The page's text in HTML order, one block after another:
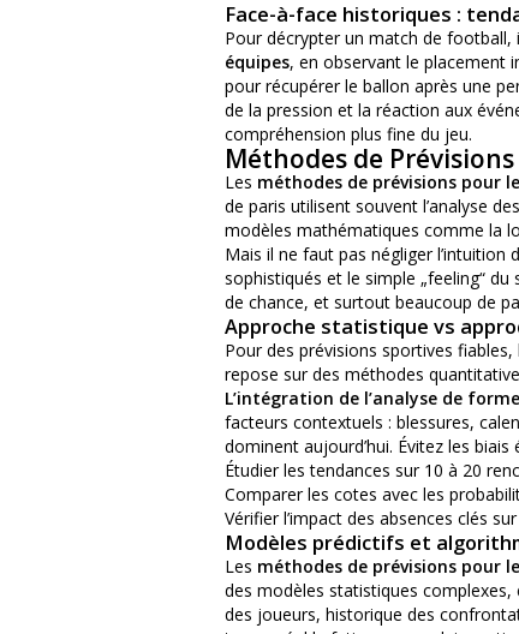
Face-à-face historiques :
Pour décrypter un match de football,
équipes, en observant le placement
pour récupérer le ballon après une
de la pression et la réaction aux
compréhension plus fine du jeu.
Méthodes de
Les méthodes de prévisions pour
de paris utilisent souvent l’analyse
modèles mathématiques comme la
Mais il ne faut pas négliger
sophistiqués et le simple „feeling“
de chance, et surtout beaucoup de
Approche statistique vs
Pour des prévisions sportives
repose sur des méthodes
L’intégration de l’analyse de
facteurs contextuels : blessures,
dominent aujourd’hui. Évitez les
Étudier les tendances sur 10 à 20
Comparer les cotes avec les
Vérifier l’impact des absences clés
Modèles prédictifs et
Les méthodes de prévisions pour
des modèles statistiques
des joueurs, historique des